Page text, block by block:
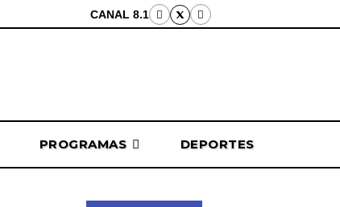
CANAL 8.1
PROGRAMAS DEPORTES